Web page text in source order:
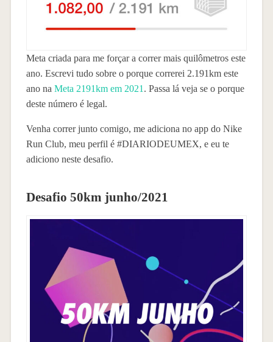
Meta criada para me forçar a correr mais quilômetros este
ano. Escrevi tudo sobre o porque correrei 2.191km este
ano na Meta 2191km em 2021 . Passa lá veja se o porque
deste número é legal.
Venha correr junto comigo, me adiciona no app do Nike
Run Club, meu perfil é #DIARIODEUMEX, e eu te
adiciono neste desafio.
Desafio 50km junho/2021